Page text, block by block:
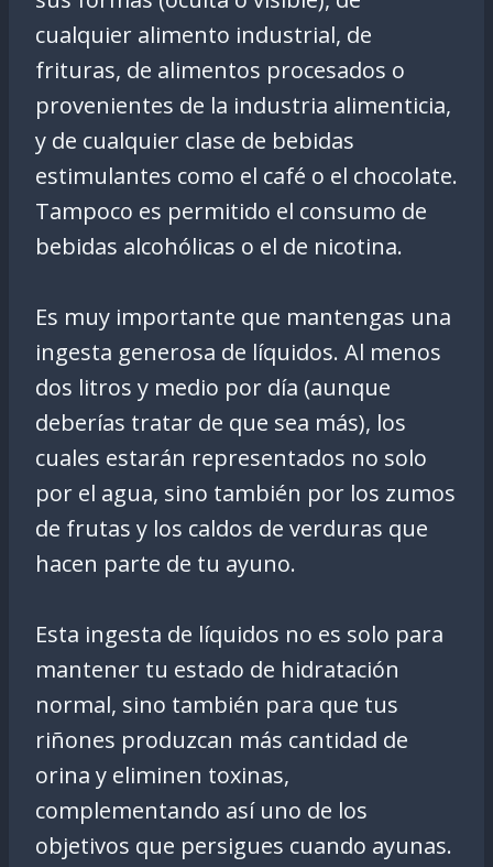
cualquier alimento industrial, de
frituras, de alimentos procesados o
provenientes de la industria alimenticia,
y de cualquier clase de bebidas
estimulantes como el café o el chocolate.
Tampoco es permitido el consumo de
bebidas alcohólicas o el de nicotina.
Es muy importante que mantengas una
ingesta generosa de líquidos. Al menos
dos litros y medio por día (aunque
deberías tratar de que sea más), los
cuales estarán representados no solo
por el agua, sino también por los zumos
de frutas y los caldos de verduras que
hacen parte de tu ayuno.
Esta ingesta de líquidos no es solo para
mantener tu estado de hidratación
normal, sino también para que tus
riñones produzcan más cantidad de
orina y eliminen toxinas,
complementando así uno de los
objetivos que persigues cuando ayunas.